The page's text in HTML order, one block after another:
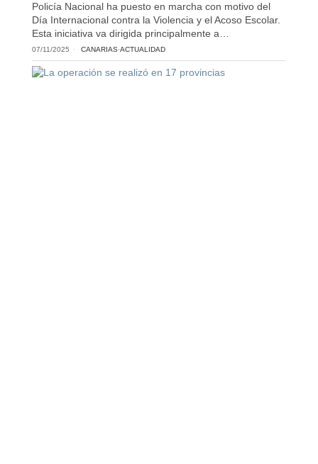
Policía Nacional ha puesto en marcha con motivo del
Día Internacional contra la Violencia y el Acoso Escolar.
Esta iniciativa va dirigida principalmente a…
07/11/2025 CANARIAS·ACTUALIDAD